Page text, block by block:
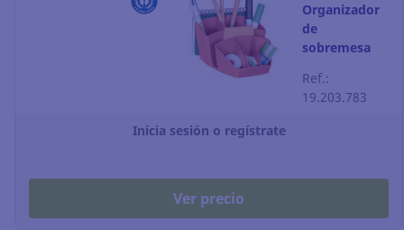
Organizador
de
sobremesa
Terranova -
terracota
Ref.:
19.203.783
Inicia sesión o regístrate
Ver precio